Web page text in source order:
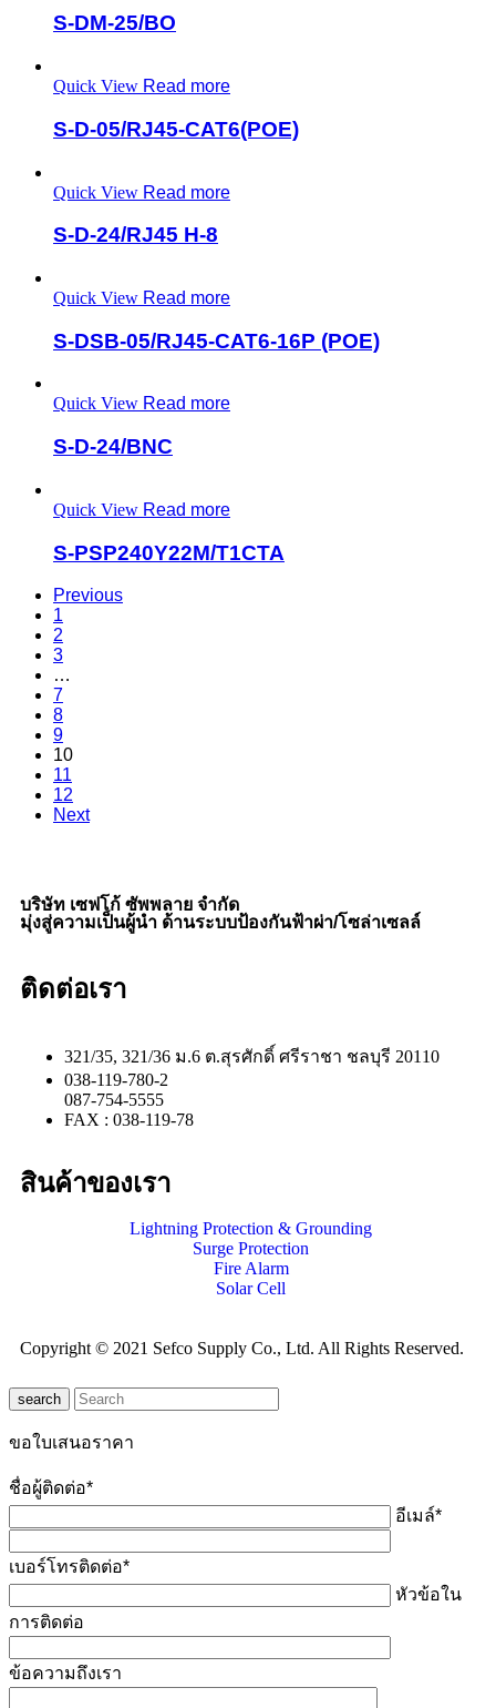
S-DM-25/BO
Quick View Read more
S-D-05/RJ45-CAT6(POE)
Quick View Read more
S-D-24/RJ45 H-8
Quick View Read more
S-DSB-05/RJ45-CAT6-16P (POE)
Quick View Read more
S-D-24/BNC
Quick View Read more
S-PSP240Y22M/T1CTA
Previous
1
2
3
…
7
8
9
10
11
12
Next
บริษัท เซฟโก้ ซัพพลาย จำกัด
มุ่งสู่ความเป็นผู้นำ ด้านระบบป้องกันฟ้าผ่า/โซล่าเซลล์
ติดต่อเรา
321/35, 321/36 ม.6 ต.สุรศักดิ์ ศรีราชา ชลบุรี 20110
038-119-780-2
087-754-5555
FAX : 038-119-78
สินค้าของเรา
Lightning Protection & Grounding
Surge Protection
Fire Alarm
Solar Cell
Copyright © 2021 Sefco Supply Co., Ltd. All Rights Reserved.
search
ขอใบเสนอราคา
ชื่อผู้ติดต่อ*
อีเมล์*
เบอร์โทรติดต่อ*
หัวข้อใน
การติดต่อ
ข้อความถึงเรา